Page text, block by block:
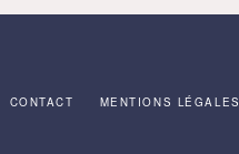
CONTACT MENTIONS LÉGALES